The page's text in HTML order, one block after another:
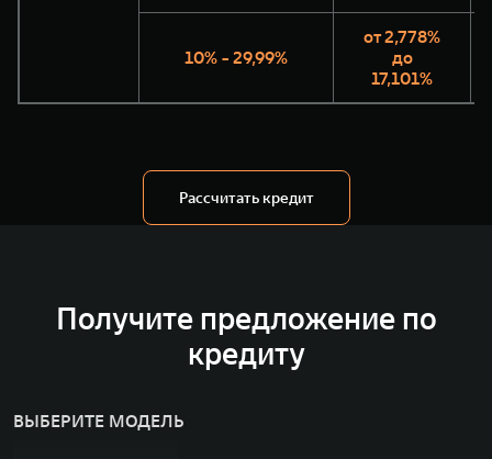
10% - 29,99%
от 2,778%
до
17,101%
Рассчитать кредит
Получите предложение по
кредиту
ВЫБЕРИТЕ МОДЕЛЬ